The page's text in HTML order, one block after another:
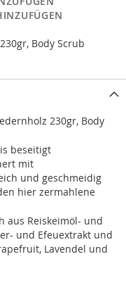
Body Scrub
230gr, Body
beseitigt
mit
und geschmeidig
hier zermahlene
aus Reiskeimöl- und
und Efeuextrakt und
Lavendel und